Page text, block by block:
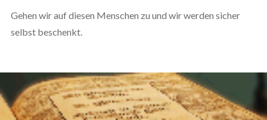
Gehen wir auf diesen Menschen zu und wir werden sicher
selbst beschenkt.